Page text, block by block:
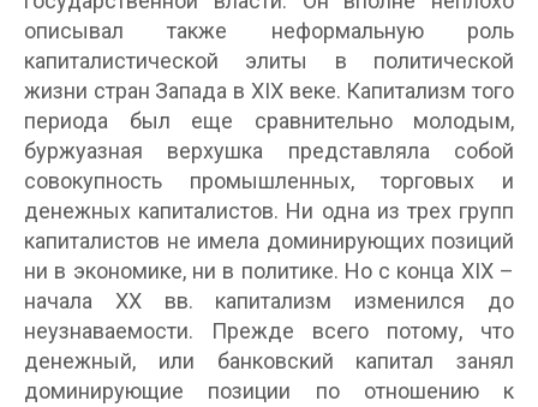
описывал также неформальную роль
капиталистической элиты в политической
жизни стран Запада в XIX веке. Капитализм того
периода был еще сравнительно молодым,
буржуазная верхушка представляла собой
совокупность промышленных, торговых и
денежных капиталистов. Ни одна из трех групп
капиталистов не имела доминирующих позиций
ни в экономике, ни в политике. Но с конца XIX –
начала XX вв. капитализм изменился до
неузнаваемости. Прежде всего потому, что
денежный, или банковский капитал занял
доминирующие позиции по отношению к